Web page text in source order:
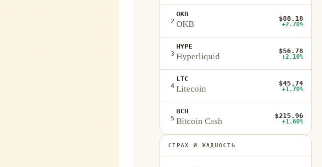
2
OKB
OKB
$88.18
+2.70%
3
HYPE
Hyperliquid
$56.78
+2.10%
4
LTC
Litecoin
$45.74
+1.70%
5
BCH
Bitcoin Cash
$215.96
+1.60%
СТРАХ И ЖАДНОСТЬ